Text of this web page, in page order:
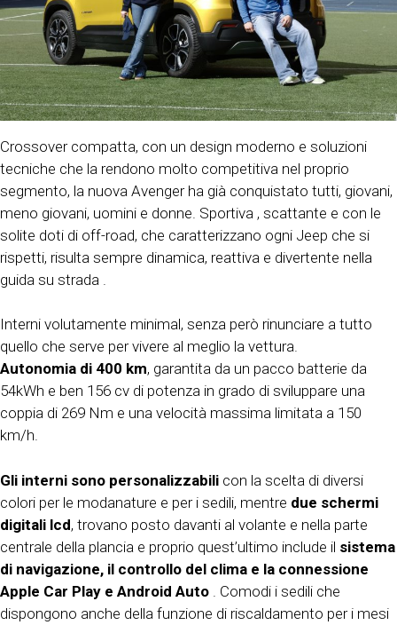
Crossover compatta, con un design moderno e soluzioni
tecniche che la rendono molto competitiva nel proprio
segmento, la nuova Avenger ha già conquistato tutti, giovani,
meno giovani, uomini e donne. Sportiva , scattante e con le
solite doti di off-road, che caratterizzano ogni Jeep che si
rispetti, risulta sempre dinamica, reattiva e divertente nella
guida su strada .
Interni volutamente minimal, senza però rinunciare a tutto
quello che serve per vivere al meglio la vettura.
Autonomia di 400 km, garantita da un pacco batterie da
54kWh e ben 156 cv di potenza in grado di sviluppare una
coppia di 269 Nm e una velocità massima limitata a 150
km/h.
Gli interni sono personalizzabili con la scelta di diversi
colori per le modanature e per i sedili, mentre due schermi
digitali lcd, trovano posto davanti al volante e nella parte
centrale della plancia e proprio quest’ultimo include il sistema
di navigazione, il controllo del clima e la connessione
Apple Car Play e Android Auto . Comodi i sedili che
dispongono anche della funzione di riscaldamento per i mesi